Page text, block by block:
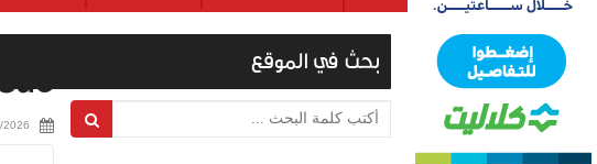
2026
بحث في الموقع
أكتب كلمة البحث ...